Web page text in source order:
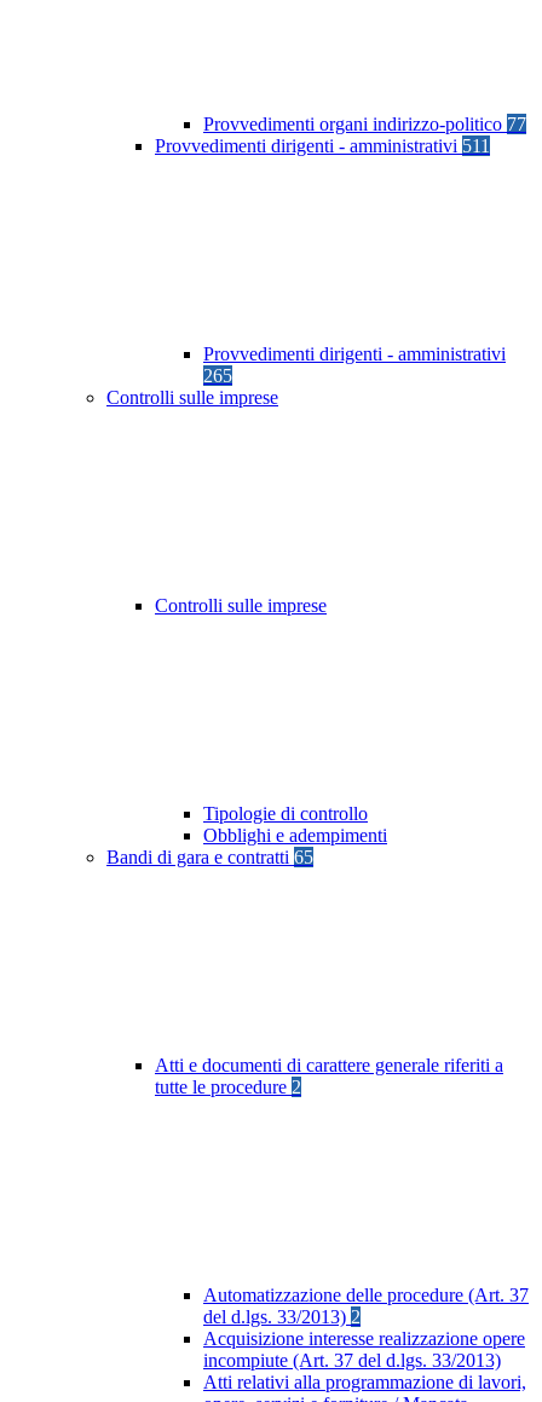
Provvedimenti organi indirizzo-politico 77
Provvedimenti dirigenti - amministrativi 511
Provvedimenti dirigenti - amministrativi
265
Controlli sulle imprese
Controlli sulle imprese
Tipologie di controllo
Obblighi e adempimenti
Bandi di gara e contratti 65
Atti e documenti di carattere generale riferiti a
tutte le procedure 2
Automatizzazione delle procedure (Art. 37
del d.lgs. 33/2013) 2
Acquisizione interesse realizzazione opere
incompiute (Art. 37 del d.lgs. 33/2013)
Atti relativi alla programmazione di lavori,